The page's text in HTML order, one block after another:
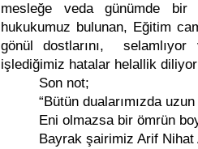
mesleğe veda günümde
hukukumuz bulunan, Eğitim
gönül dostlarını, selamlıyor
işlediğimiz hatalar helallik
Son not;
“Bütün dualarımızda
Eni olmazsa bir ömrün
Bayrak şairimiz Arif Nihat